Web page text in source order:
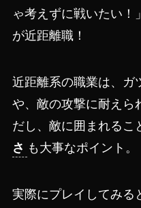
ゃ考えずに戦いたい！
が近距離職！
近距離系の職業は、ガ
や、敵の攻撃に耐えら
だし、敵に囲まれるこ
さ も大事なポイント。
実際にプレイしてみる